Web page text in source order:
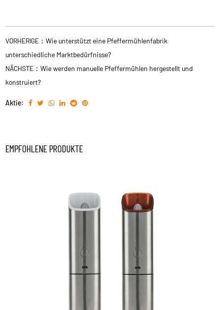
VORHERIGE：Wie unterstützt eine Pfeffermühlenfabrik
unterschiedliche Marktbedürfnisse?
NÄCHSTE：Wie werden manuelle Pfeffermühlen hergestellt und
konstruiert?
Aktie:
EMPFOHLENE PRODUKTE